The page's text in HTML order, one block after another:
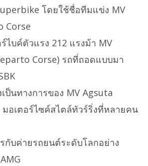
โดยใช้ชื่อทีมแข่ง MV
Corse
ไบค์ตัวแรง 212 แรงม้า MV
Corse) รถที่ถอดแบบมา
ป็นทางการของ MV Agsuta
อเตอร์ไซค์สไตล์ทัวร์ริ่งที่หลายคน
กับค่ายรถยนต์ระดับโลกอย่าง